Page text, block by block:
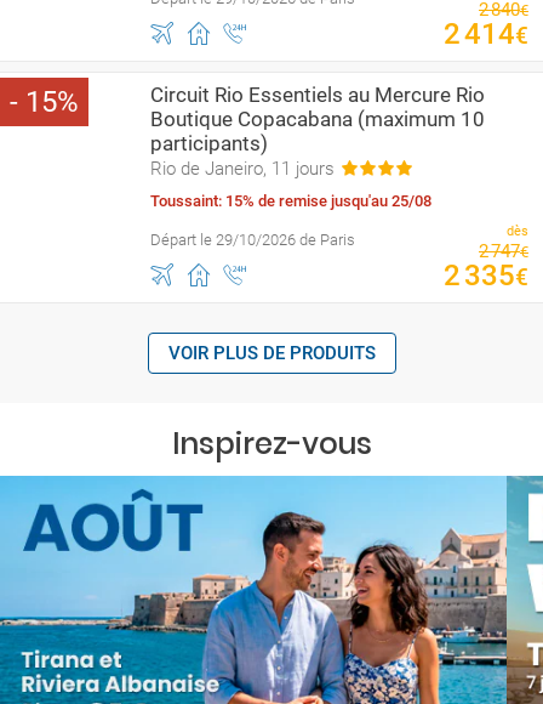
2840€
2414€
15
Circuit Rio Essentiels au Mercure Rio
Boutique Copacabana (maximum 10
participants)
Rio de Janeiro, 11 jours
Toussaint: 15% de remise jusqu'au 25/08
Départ le 29/10/2026 de Paris dès
2747€
2335€
VOIR PLUS DE PRODUITS
Inspirez-vous